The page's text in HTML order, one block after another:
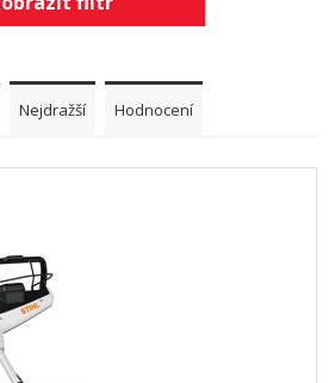
Nejdražší Hodnocení